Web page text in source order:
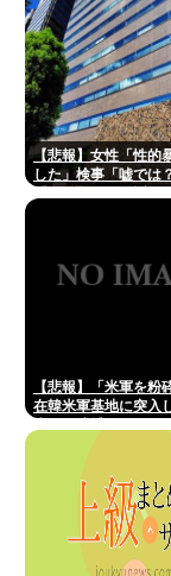
【悲報】女性「性的
した」検事「嘘では
【悲報】「米軍を粉
在韓米軍基地に突入